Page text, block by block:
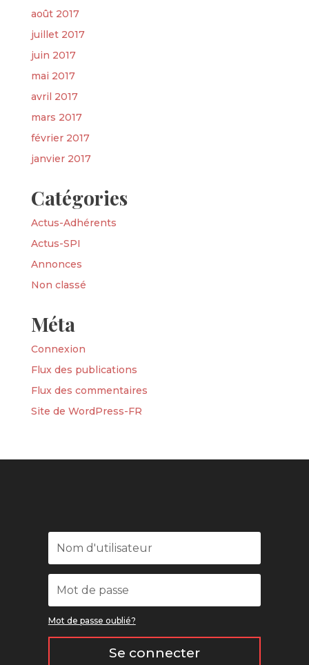
août 2017
juillet 2017
juin 2017
mai 2017
avril 2017
mars 2017
février 2017
janvier 2017
Catégories
Actus-Adhérents
Actus-SPI
Annonces
Non classé
Méta
Connexion
Flux des publications
Flux des commentaires
Site de WordPress-FR
Mot de passe oublié?
Se connecter